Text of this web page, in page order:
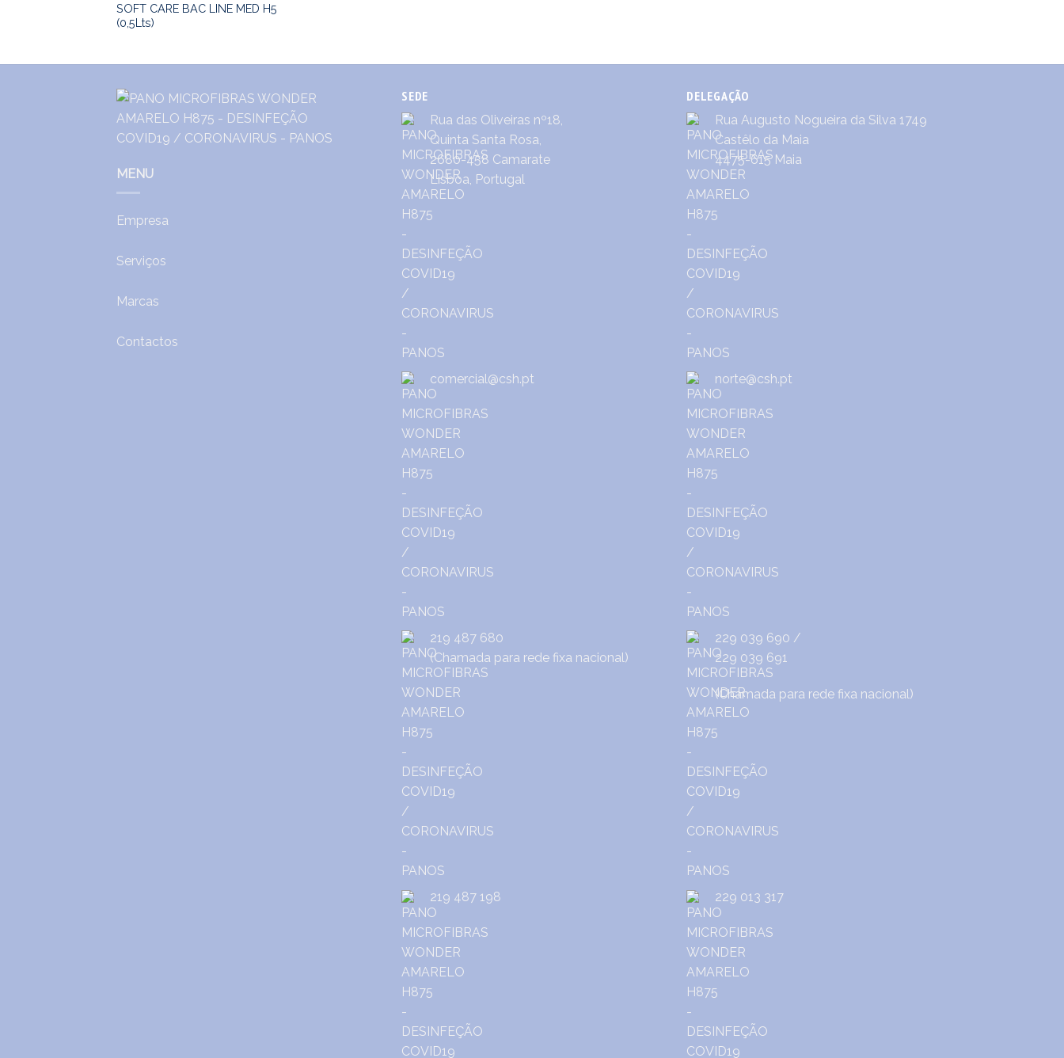
SOFT CARE BAC LINE MED H5
(0,5Lts)
MENU
Empresa
Serviços
Marcas
Contactos
SEDE
Rua das Oliveiras nº18,
Quinta Santa Rosa,
2680-458 Camarate
Lisboa, Portugal
comercial@csh.pt
219 487 680
(Chamada para rede fixa nacional)
219 487 198
DELEGAÇÃO
Rua Augusto Nogueira da Silva 1749
Castêlo da Maia
4475-615 Maia
norte@csh.pt
229 039 690 /
229 039 691
(Chamada para rede fixa nacional)
229 013 317